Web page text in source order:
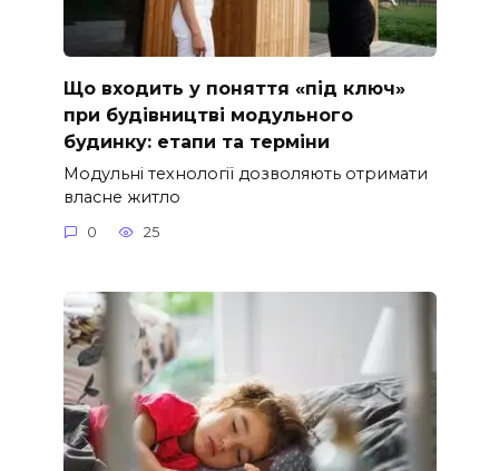
Що входить у поняття «під ключ»
при будівництві модульного
будинку: етапи та терміни
Модульні технології дозволяють отримати
власне житло
0 25